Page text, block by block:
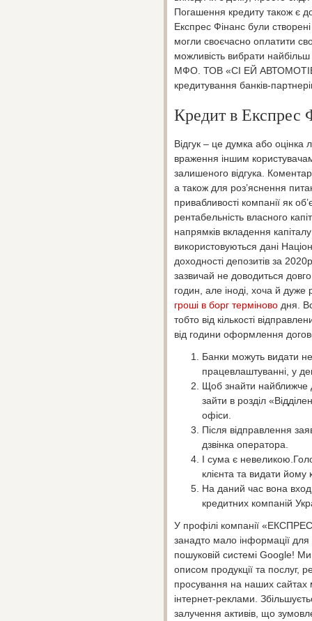
Погашення кредиту також є
Експрес Фінанс були
могли своєчасно оплатити
можливість вибрати
МФО. ТОВ «СІ ЕЙ АВТОМОТІВ»
кредитування банків-
Кредит в Експрес
Відгук – це думка або
враження іншим
залишеного відгука.
а також для роз’яснення
привабливості компанії як
рентабельність власного
напрямків вкладення
використовуються дані
доходності депозитів за
зазвичай не доводиться
годин, але іноді, хоча й дуже
гроші в борг терміново дня.
тобто від кількості
від години оформлення
Банки можуть видати
працевлаштуванні, у
Щоб знайти найближче
зайти в розділ
офіси.
Після відправлення
дзвінка оператора.
І сума є
клієнта та видати йому
На даний час вона
кредитних компаній
У профілі компанії
занадто мало інформації для
пошуковій системі Google!
описом продукції та послуг,
просування на наших сайтах
інтернет-реклами.
залучення активів, що